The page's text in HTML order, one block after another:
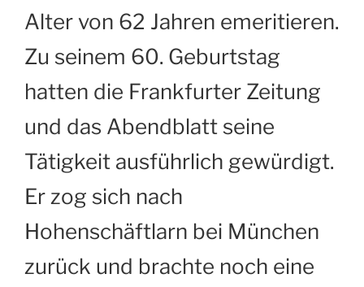
Alter von 62 Jahren emeritieren.
Zu seinem 60. Geburtstag
hatten die Frankfurter Zeitung
und das Abendblatt seine
Tätigkeit ausführlich gewürdigt.
Er zog sich nach
Hohenschäftlarn bei München
zurück und brachte noch eine